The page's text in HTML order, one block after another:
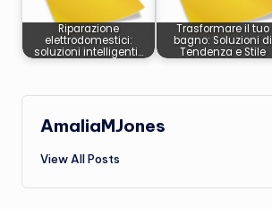
Riparazione
elettrodomestici:
soluzioni intelligenti…
Trasformare il tuo
bagno: Soluzioni di
Tendenza e Stile
AmaliaMJones
View All Posts